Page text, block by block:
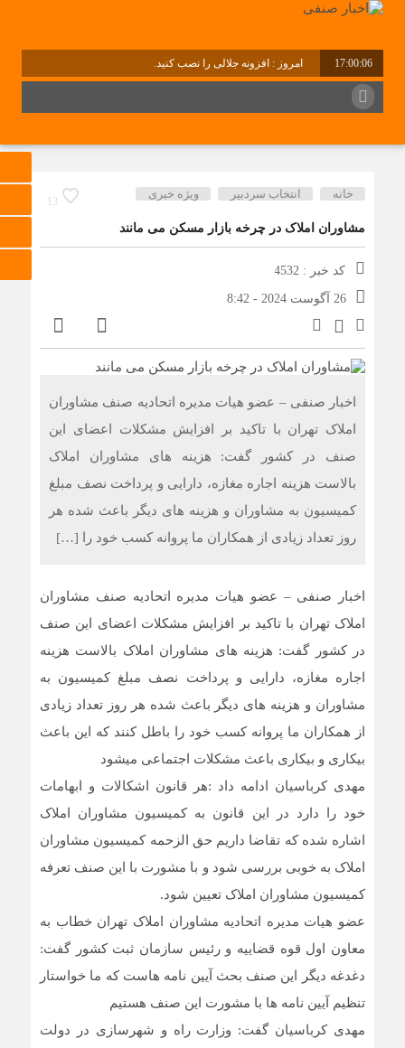
17:00:07 امروز : افزونه جلالی را نصب کنید.
13
خانه انتخاب سردبیر ویژه خبری
مشاوران املاک در چرخه بازار مسکن می مانند
کد خبر : 4532
26 آگوست 2024 - 8:42
اخبار صنفی – عضو هیات مدیره اتحادیه صنف مشاوران
املاک تهران با تاکید بر افزایش مشکلات اعضای این
صنف در کشور گفت: هزینه های مشاوران املاک
بالاست هزینه اجاره مغازه، دارایی و پرداخت نصف مبلغ
کمیسیون به مشاوران و هزینه های دیگر باعث شده هر
روز تعداد زیادی از همکاران ما پروانه کسب خود را […]
اخبار صنفی – عضو هیات مدیره اتحادیه صنف مشاوران
املاک تهران با تاکید بر افزایش مشکلات اعضای این صنف
در کشور گفت: هزینه های مشاوران املاک بالاست هزینه
اجاره مغازه، دارایی و پرداخت نصف مبلغ کمیسیون به
مشاوران و هزینه های دیگر باعث شده هر روز تعداد زیادی
از همکاران ما پروانه کسب خود را باطل کنند که این باعث
بیکاری و بیکاری باعث مشکلات اجتماعی میشود
مهدی کرباسیان ادامه داد :هر قانون اشکالات و ابهامات
خود را دارد در این قانون به کمیسیون مشاوران املاک
اشاره شده که تقاضا داریم حق الزحمه کمیسیون مشاوران
املاک به خوبی بررسی شود و با مشورت با این صنف تعرفه
کمیسیون مشاوران املاک تعیین شود.
عضو هیات مدیره اتحادیه مشاوران املاک تهران خطاب به
معاون اول قوه قضاییه و رئیس سازمان ثبت کشور گفت:
دغدغه دیگر این صنف بحث آیین نامه هاست که ما خواستار
تنظیم آیین نامه ها با مشورت این صنف هستیم
مهدی کرباسیان گفت: وزارت راه و شهرسازی در دولت